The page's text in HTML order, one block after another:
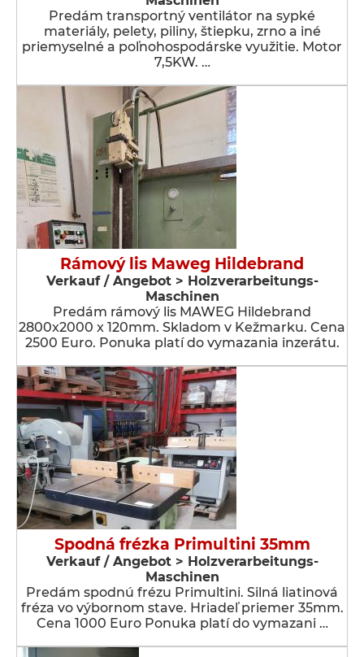
Predám transportný ventilátor na sypké
materiály, pelety, piliny, štiepku, zrno a iné
priemyselné a poľnohospodárske využitie. Motor
7,5KW. …
Rámový lis Maweg Hildebrand
Verkauf / Angebot > Holzverarbeitungs-
Maschinen
Predám rámový lis MAWEG Hildebrand
2800x2000 x 120mm. Skladom v Kežmarku. Cena
2500 Euro. Ponuka platí do vymazania inzerátu.
Spodná frézka Primultini 35mm
Verkauf / Angebot > Holzverarbeitungs-
Maschinen
Predám spodnú frézu Primultini. Silná liatinová
fréza vo výbornom stave. Hriadeľ priemer 35mm.
Cena 1000 Euro Ponuka platí do vymazani …